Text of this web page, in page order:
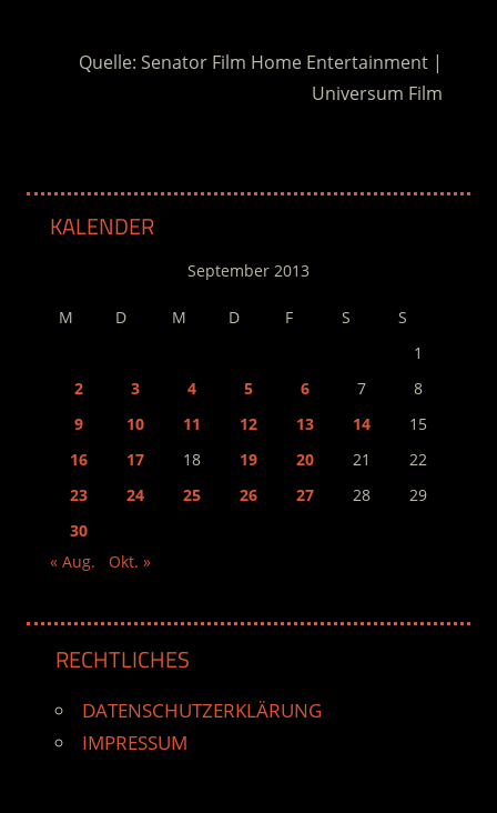
Quelle: Senator Film Home Entertainment |
Universum Film
KALENDER
September 2013
M D M D F S
S
1
2
3 4 5 6 7
8
9
10 11 12 13 14
15
16
17 18 19 20 21
22
23
24 25 26 27 28
29
30
« Aug.
Okt. »
RECHTLICHES
DATENSCHUTZERKLÄRUNG
IMPRESSUM